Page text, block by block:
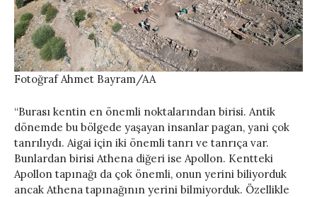
Fotoğraf Ahmet Bayram/AA
“Burası kentin en önemli noktalarından birisi. Antik
dönemde bu bölgede yaşayan insanlar pagan, yani çok
tanrılıydı. Aigai için iki önemli tanrı ve tanrıça var.
Bunlardan birisi Athena diğeri ise Apollon. Kentteki
Apollon tapınağı da çok önemli, onun yerini biliyorduk
ancak Athena tapınağının yerini bilmiyorduk. Özellikle